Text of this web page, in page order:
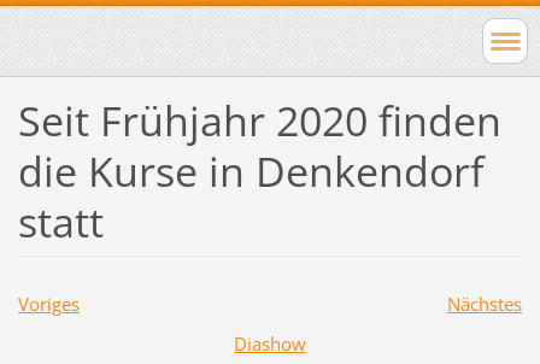
Seit Frühjahr 2020 finden
die Kurse in Denkendorf
statt
Voriges
Nächstes
Diashow